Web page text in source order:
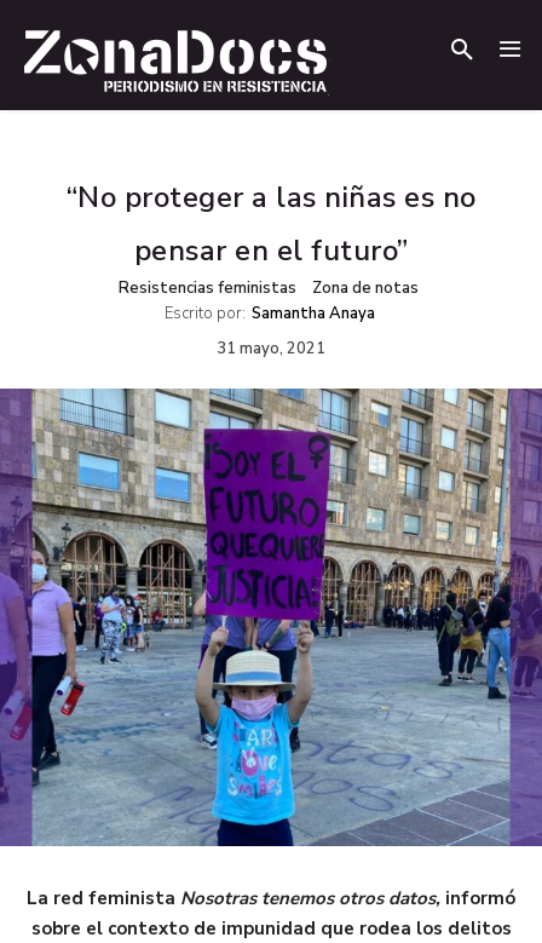
“No proteger a las niñas es no
pensar en el futuro”
Resistencias feministas
Zona de notas
Escrito por: Samantha Anaya
31 mayo, 2021
La red feminista Nosotras tenemos otros datos, informó
sobre el contexto de impunidad que rodea los delitos